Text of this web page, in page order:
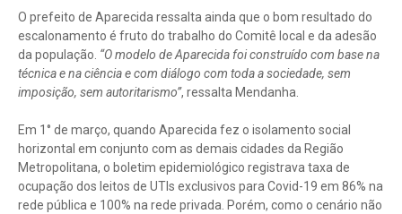
O prefeito de Aparecida ressalta ainda que o bom resultado do
escalonamento é fruto do trabalho do Comitê local e da adesão
da população. “O modelo de Aparecida foi construído com base na
técnica e na ciência e com diálogo com toda a sociedade, sem
imposição, sem autoritarismo”, ressalta Mendanha.
Em 1° de março, quando Aparecida fez o isolamento social
horizontal em conjunto com as demais cidades da Região
Metropolitana, o boletim epidemiológico registrava taxa de
ocupação dos leitos de UTIs exclusivos para Covid-19 em 86% na
rede pública e 100% na rede privada. Porém, como o cenário não